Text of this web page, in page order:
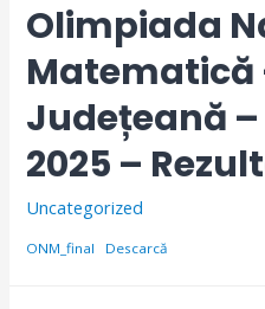
Olimpiada
Matematică
Județeană
2025 –
Uncategorized
ONM_final Descarcă